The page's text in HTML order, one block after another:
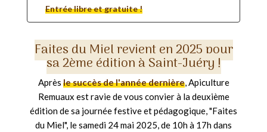
Entrée libre et gratuite !
Faites du Miel revient en 2025 pour
sa 2ème édition à Saint-Juéry !
Après le succès de l'année dernière, Apiculture
Remuaux est ravie de vous convier à la deuxième
édition de sa journée festive et pédagogique, "Faites
du Miel", le samedi 24 mai 2025, de 10h à 17h dans